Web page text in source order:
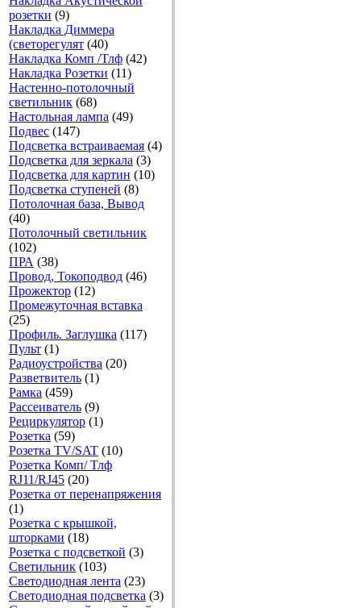
розетки (9)
Накладка Диммера
(светорегулят (40)
Накладка Комп /Тлф (42)
Накладка Розетки (11)
Настенно-потолочный
светильник (68)
Настольная лампа (49)
Подвес (147)
Подсветка встраиваемая (4)
Подсветка для зеркала (3)
Подсветка для картин (10)
Подсветка ступеней (8)
Потолочная база, Вывод
(40)
Потолочный светильник
(102)
ПРА (38)
Провод, Токоподвод (46)
Прожектор (12)
Промежуточная вставка
(25)
Профиль. Заглушка (117)
Пульт (1)
Радиоустройства (20)
Разветвитель (1)
Рамка (459)
Рассеиватель (9)
Рециркулятор (1)
Розетка (59)
Розетка TV/SAT (10)
Розетка Комп/ Тлф
RJ11/RJ45 (20)
Розетка от перенапряжения
(1)
Розетка с крышкой,
шторками (18)
Розетка с подсветкой (3)
Светильник (103)
Светодиодная лента (23)
Светодиодная подсветка (3)